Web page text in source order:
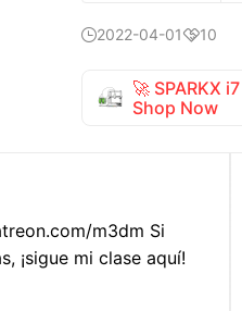
2022-04-0110
🚀 SPARKX
Shop Now
m3dm Si
¡sigue mi clase aquí!